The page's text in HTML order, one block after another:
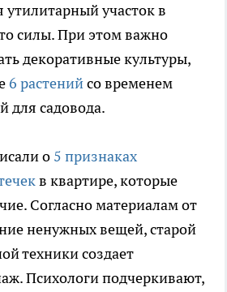
участок в
силы. При этом важно
декоративные культуры,
6 растенийсо временем
для садовода.
о 5 признаках
в квартире, которые
Согласно материалам от
ненужных вещей, старой
техники создает
Психологи подчеркивают,